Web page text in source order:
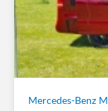
Mercedes-Benz